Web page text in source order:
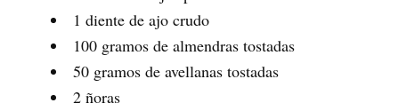
1 diente de ajo crudo
100 gramos de almendras tostadas
50 gramos de avellanas tostadas
2 ñoras